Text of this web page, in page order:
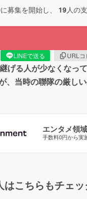
に募集を開始し、 19人の
LINEで送る URLコ
げる人が少なくなっ
、当時の聯隊の厳し
エンタメ領
手数料0円から実
こちらもチェ